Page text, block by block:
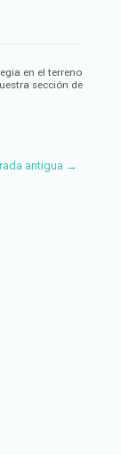
en el terreno
sección de
antigua →